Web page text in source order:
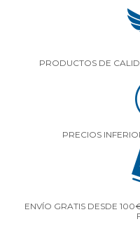
PRODUCTOS DE
PRECIOS
ENVÍO GRATIS DESDE